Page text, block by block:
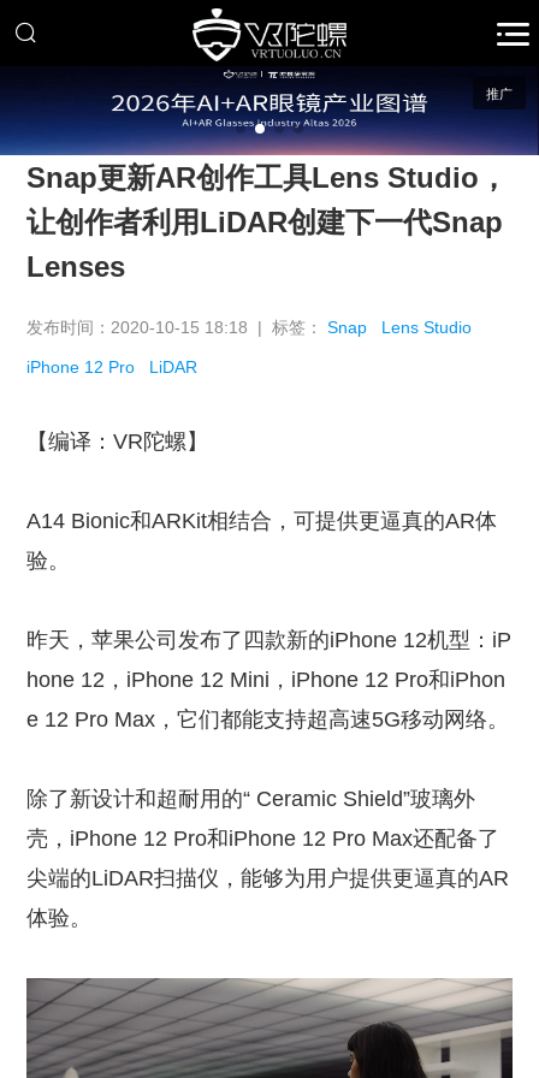
推广
Snap更新AR创作工具Lens Studio，
让创作者利用LiDAR创建下一代Snap
Lenses
发布时间：2020-10-15 18:18 | 标签：Snap Lens Studio
iPhone 12 Pro LiDAR
【编译：VR陀螺】
A14 Bionic和ARKit相结合，可提供更逼真的AR体
验。
昨天，苹果公司发布了四款新的iPhone 12机型：iP
hone 12，iPhone 12 Mini，iPhone 12 Pro和iPhon
e 12 Pro Max，它们都能支持超高速5G移动网络。
除了新设计和超耐用的“ Ceramic Shield”玻璃外
壳，iPhone 12 Pro和iPhone 12 Pro Max还配备了
尖端的LiDAR扫描仪，能够为用户提供更逼真的AR
体验。